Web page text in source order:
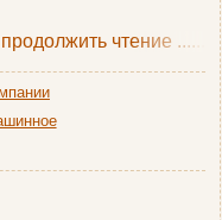
продолжить чтение ......